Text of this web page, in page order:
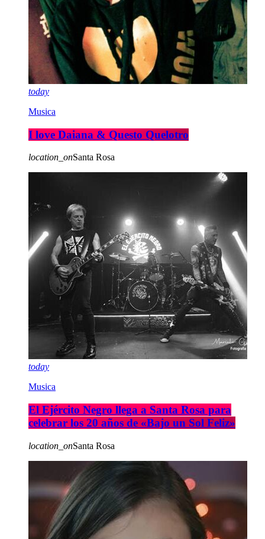
today
Musica
I love Daiana & Questo Quelotro
location_onSanta Rosa
today
Musica
El Ejército Negro llega a Santa Rosa para
celebrar los 20 años de «Bajo un Sol Feliz»
location_onSanta Rosa